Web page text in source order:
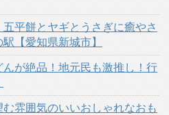
五平餅とヤギとうさぎに癒やさ
【愛知県新城市】
んが絶品！地元民も激推し！行
む雰囲気のいいおしゃれなおも